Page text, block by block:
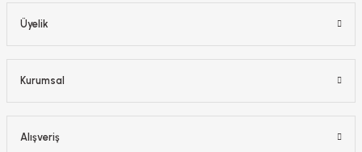
Poliwork Akasya Tekli Kolay Askı Mor Saksı - 1,50 L
Üyelik
Kurumsal
Alışveriş